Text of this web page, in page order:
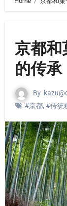
京都和
的传承
By
#京都, #传统